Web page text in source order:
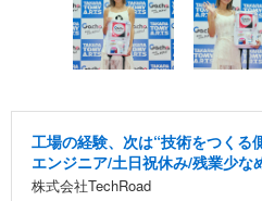
工場の経験、次は“技術をつくる
エンジニア/土日祝休み/残業少な
株式会社TechRoad